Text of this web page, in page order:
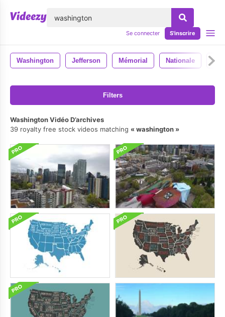
Se connecter S'inscrire
Washington Jefferson Mémorial Nationale
Filters
Washington Vidéo D’archives
39 royalty free stock videos matching
washington